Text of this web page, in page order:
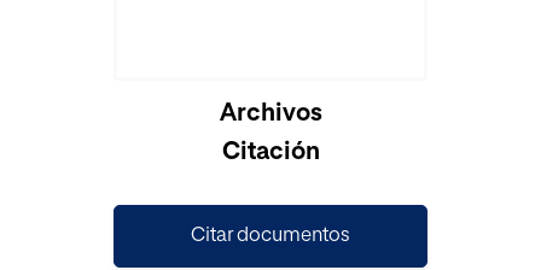
Archivos
Citación
Citar documentos